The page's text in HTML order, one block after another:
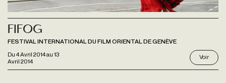
Du 4 Avril 2014au 13
Avril 2014
Fifog
FESTIVAL INTERNATIONAL DU FILM ORIENTAL DE GENÈVE
Voir